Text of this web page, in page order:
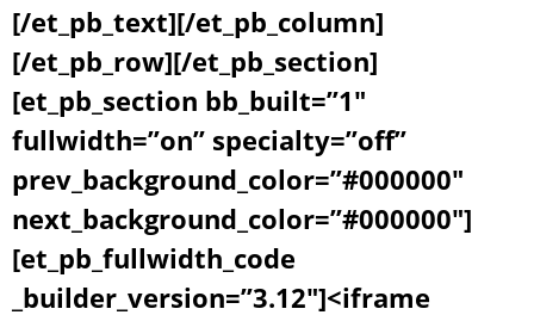
[/et_pb_text][/et_pb_column]
[/et_pb_row][/et_pb_section]
[et_pb_section bb_built=”1″
fullwidth=”on” specialty=”off”
prev_background_color=”#000000″
next_background_color=”#000000″]
[et_pb_fullwidth_code
_builder_version=”3.12″]<iframe